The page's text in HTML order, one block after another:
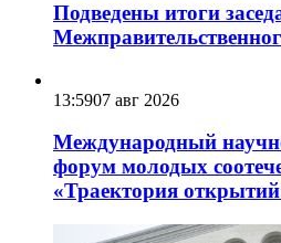
Подведены итоги
13:5907 авг 2026
Международный
форум молодых
«Траектория